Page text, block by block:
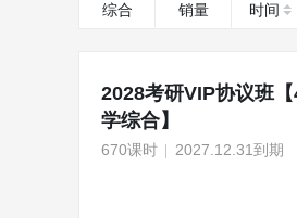
综合 销量 时间
2028考研VIP协议班
学综合】
670课时 2027.12.31到期